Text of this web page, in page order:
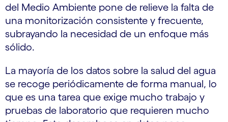
del Medio Ambiente pone de relieve la falta de
una monitorización consistente y frecuente,
subrayando la necesidad de un enfoque más
sólido.
La mayoría de los datos sobre la salud del agua
se recoge periódicamente de forma manual, lo
que es una tarea que exige mucho trabajo y
pruebas de laboratorio que requieren mucho